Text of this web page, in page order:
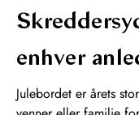
enhver
Julebordet er årets